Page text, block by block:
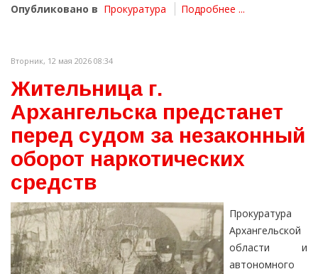
Опубликовано в Прокуратура Подробнее ...
Вторник, 12 мая 2026 08:34
Жительница г.
Архангельска предстанет
перед судом за незаконный
оборот наркотических
средств
Прокуратура
Архангельской
области и
автономного